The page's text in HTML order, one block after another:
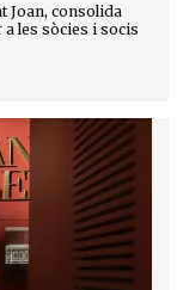
Joan, consolida
a les sòcies i socis